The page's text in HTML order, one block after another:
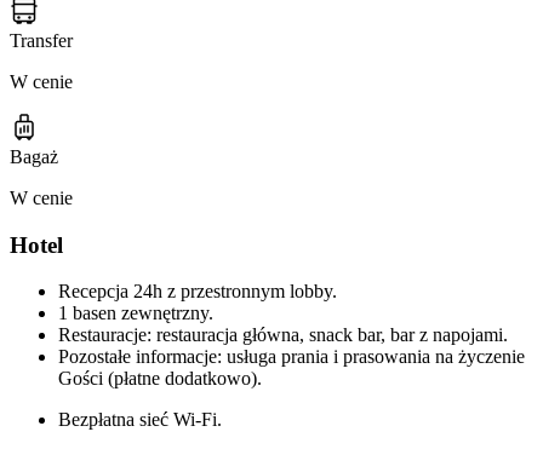
Transfer
W cenie
Bagaż
W cenie
Hotel
Recepcja 24h z przestronnym lobby.
1 basen zewnętrzny.
Restauracje: restauracja główna, snack bar, bar z napojami.
Pozostałe informacje: usługa prania i prasowania na życzenie
Gości (płatne dodatkowo).
Bezpłatna sieć Wi-Fi.